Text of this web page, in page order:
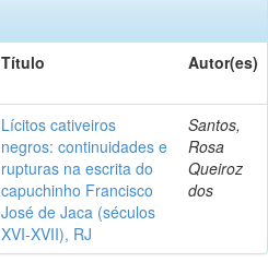
Título Autor(es)
Lícitos cativeiros
negros: continuidades e
rupturas na escrita do
capuchinho Francisco
José de Jaca (séculos
XVI-XVII), RJ
Santos,
Rosa
Queiroz
dos